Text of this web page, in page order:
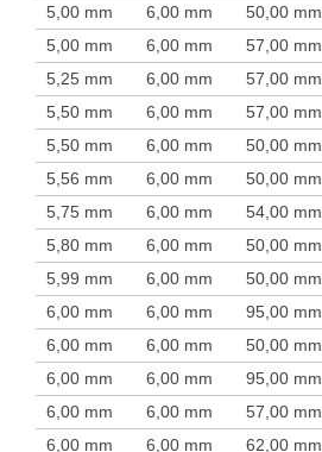
5,00 mm
6,00 mm 50,00 mm
5,00 mm
6,00 mm 57,00 mm
5,25 mm
6,00 mm 57,00 mm
5,50 mm
6,00 mm 57,00 mm
5,50 mm
6,00 mm 50,00 mm
5,56 mm
6,00 mm 50,00 mm
5,75 mm
6,00 mm 54,00 mm
5,80 mm
6,00 mm 50,00 mm
5,99 mm
6,00 mm 50,00 mm
6,00 mm
6,00 mm 95,00 mm
6,00 mm
6,00 mm 50,00 mm
6,00 mm
6,00 mm 95,00 mm
6,00 mm
6,00 mm 57,00 mm
6,00 mm
6,00 mm 62,00 mm